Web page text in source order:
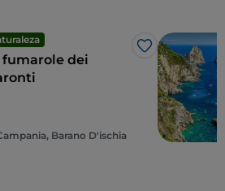
vista panorámica de la
es subir alMonte Epomeo, a
de la zona de Fontana se
del que se puede gozar de
Capri
Península
Lattari) el Vesuvio,
Me gusta
fumarole dei
Barano D'ischia